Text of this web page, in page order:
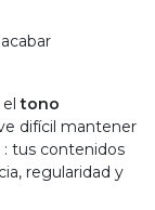
eltono
difícil mantener
: tus contenidos
regularidad y